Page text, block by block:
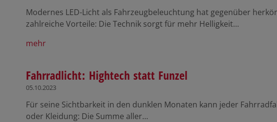
Modernes LED-Licht als Fahrzeugbeleuchtung hat gegenüber
zahlreiche Vorteile: Die Technik sorgt für mehr Helligkeit…
mehr
Fahrradlicht: Hightech statt Funzel
05.10.2023
Für seine Sichtbarkeit in den dunklen Monaten kann jeder
oder Kleidung: Die Summe aller…